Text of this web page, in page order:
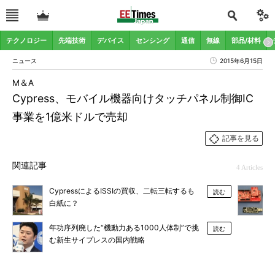
テクノロジー 先端技術 デバイス センシング 通信 無線 部品/材料
ニュース 2015年6月15日
Cypress、モバイル機器向けタッチパネル制御IC
事業を1億米ドルで売却
M＆A
記事を見る
関連記事 4 Articles
CypressによるISSIの買収、二転三転するも
白紙に？
読む
年功序列廃した“機動力ある1000人体制”で挑
む新生サイプレスの国内戦略
読む